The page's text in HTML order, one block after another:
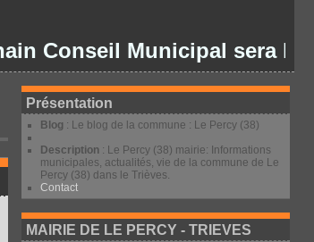
Municipal sera le lundi
Présentation
Blog : Le blog de la commune : Le Percy (38)
Description : Le Percy (38) mairie: Informations
municipales, actualités, vie de la commune de Le
Percy (38) dans le Trièves.
Contact
MAIRIE DE LE PERCY - TRIEVES